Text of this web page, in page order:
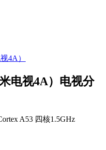
电视4A）电视分
A53 四核1.5GHz